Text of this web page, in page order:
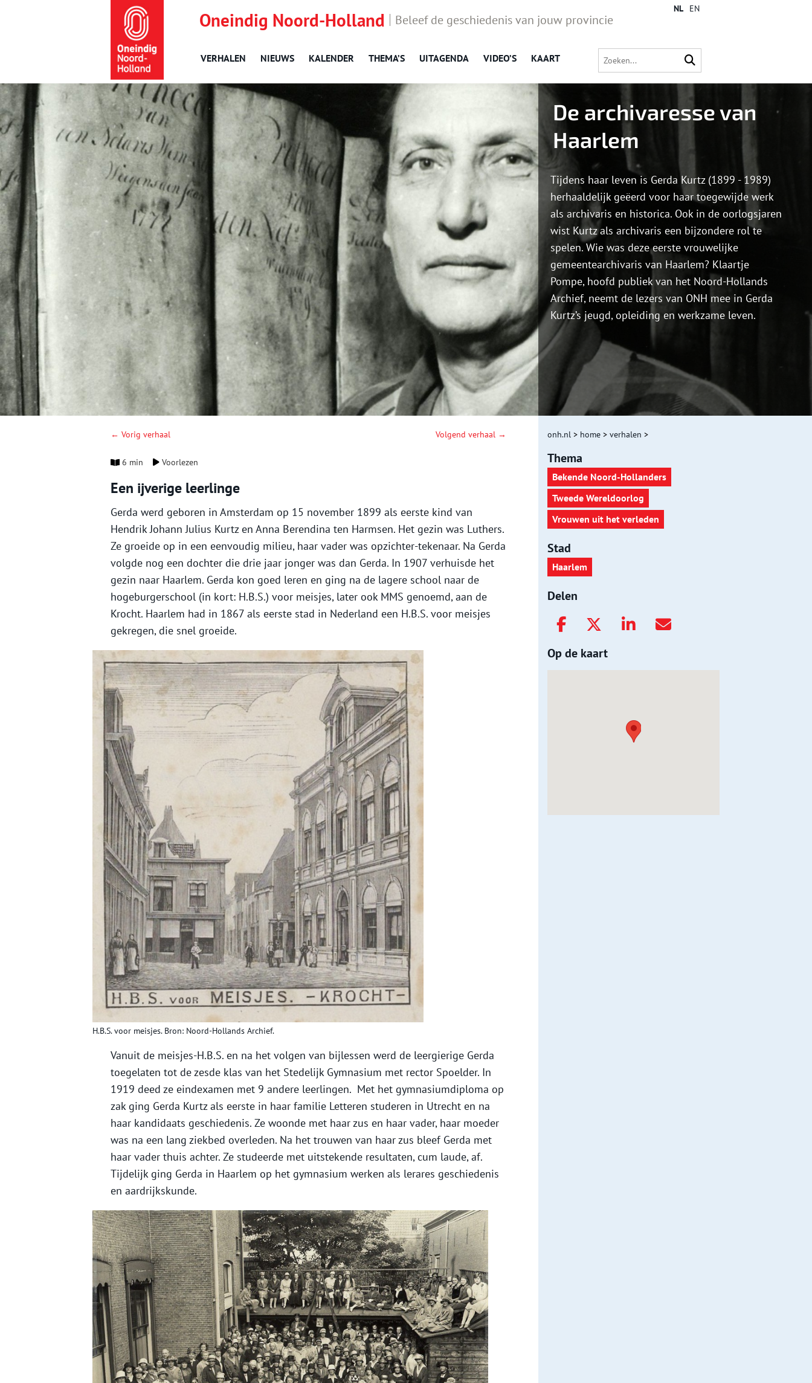
Oneindig Noord-Holland Beleef de geschiedenis van jouw provincie
VERHALEN NIEUWS KALENDER THEMA’S UITAGENDA VIDEO’S KAART
NL EN
De archivaresse van
Haarlem
Tijdens haar leven is Gerda Kurtz (1899 - 1989)
herhaaldelijk geëerd voor haar toegewijde werk
als archivaris en historica. Ook in de oorlogsjaren
wist Kurtz als archivaris een bijzondere rol te
spelen. Wie was deze eerste vrouwelijke
gemeentearchivaris van Haarlem? Klaartje
Pompe, hoofd publiek van het Noord-Hollands
Archief, neemt de lezers van ONH mee in Gerda
Kurtz’s jeugd, opleiding en werkzame leven.
← Vorig verhaal Volgend verhaal →
6 min Voorlezen
Een ijverige leerlinge
Gerda werd geboren in Amsterdam op 15 november 1899 als eerste kind van
Hendrik Johann Julius Kurtz en Anna Berendina ten Harmsen. Het gezin was Luthers.
Ze groeide op in een eenvoudig milieu, haar vader was opzichter-tekenaar. Na Gerda
volgde nog een dochter die drie jaar jonger was dan Gerda. In 1907 verhuisde het
gezin naar Haarlem. Gerda kon goed leren en ging na de lagere school naar de
hogeburgerschool (in kort: H.B.S.) voor meisjes, later ook MMS genoemd, aan de
Krocht. Haarlem had in 1867 als eerste stad in Nederland een H.B.S. voor meisjes
gekregen, die snel groeide.
H.B.S. voor meisjes. Bron: Noord-Hollands Archief.
Vanuit de meisjes-H.B.S. en na het volgen van bijlessen werd de leergierige Gerda
toegelaten tot de zesde klas van het Stedelijk Gymnasium met rector Spoelder. In
1919 deed ze eindexamen met 9 andere leerlingen. Met het gymnasiumdiploma op
zak ging Gerda Kurtz als eerste in haar familie Letteren studeren in Utrecht en na
haar kandidaats geschiedenis. Ze woonde met haar zus en haar vader, haar moeder
was na een lang ziekbed overleden. Na het trouwen van haar zus bleef Gerda met
haar vader thuis achter. Ze studeerde met uitstekende resultaten, cum laude, af.
Tijdelijk ging Gerda in Haarlem op het gymnasium werken als lerares geschiedenis
en aardrijkskunde.
onh.nl > home > verhalen >
Thema
Bekende Noord-Hollanders
Tweede Wereldoorlog
Vrouwen uit het verleden
Stad
Haarlem
Delen
Op de kaart